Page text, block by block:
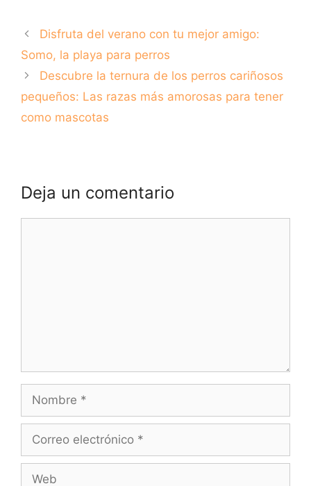
comportamiento y
consejos para
entenderlo.
Disfruta del verano con tu mejor amigo:
Somo, la playa para perros
Descubre la ternura de los perros cariñosos
pequeños: Las razas más amorosas para tener
como mascotas
Deja un comentario